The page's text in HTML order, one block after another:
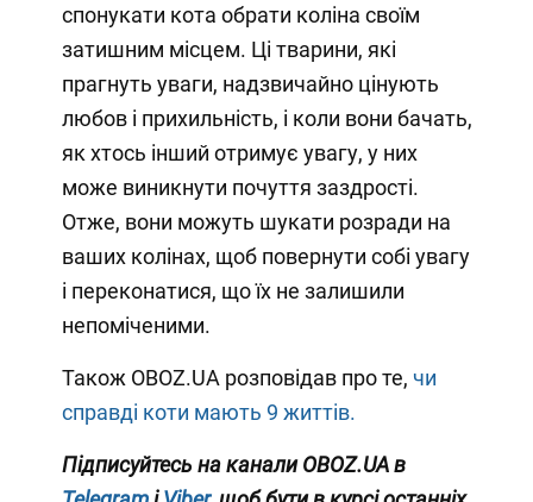
спонукати кота обрати коліна своїм
затишним місцем. Ці тварини, які
прагнуть уваги, надзвичайно цінують
любов і прихильність, і коли вони бачать,
як хтось інший отримує увагу, у них
може виникнути почуття заздрості.
Отже, вони можуть шукати розради на
ваших колінах, щоб повернути собі увагу
і переконатися, що їх не залишили
непоміченими.
Також OBOZ.UA розповідав про те, чи
справді коти мають 9 життів.
Підписуйтесь на канали OBOZ.UA в